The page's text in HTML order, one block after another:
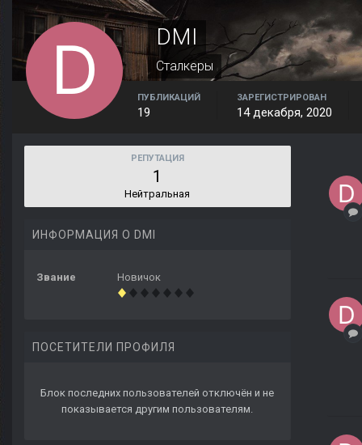
DMI
Сталкеры
ПУБЛИКАЦИЙ
19
ЗАРЕГИСТРИРОВАН
14 декабря, 2020
РЕПУТАЦИЯ
1
Нейтральная
ИНФОРМАЦИЯ О DMI
Звание Новичок
ПОСЕТИТЕЛИ ПРОФИЛЯ
Блок последних пользователей отключён и не
показывается другим пользователям.